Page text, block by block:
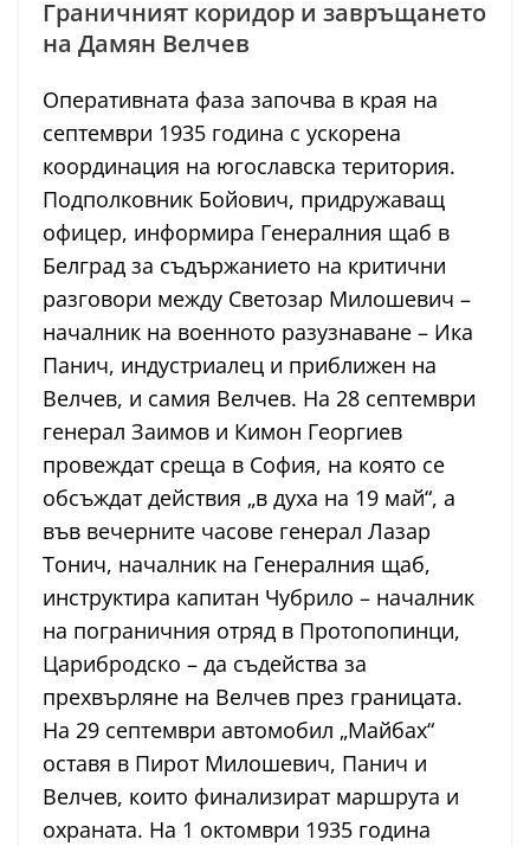
Граничният коридор и завръщането
на Дамян Велчев
Оперативната фаза започва в края на
септември 1935 година с ускорена
координация на югославска територия.
Подполковник Бойович, придружаващ
офицер, информира Генералния щаб в
Белград за съдържанието на критични
разговори между Светозар Милошевич –
началник на военното разузнаване – Ика
Панич, индустриалец и приближен на
Велчев, и самия Велчев. На 28 септември
генерал Заимов и Кимон Георгиев
провеждат среща в София, на която се
обсъждат действия „в духа на 19 май“, а
във вечерните часове генерал Лазар
Тонич, началник на Генералния щаб,
инструктира капитан Чубрило – началник
на пограничния отряд в Протопопинци,
Царибродско – да съдейства за
прехвърляне на Велчев през границата.
На 29 септември автомобил „Майбах“
оставя в Пирот Милошевич, Панич и
Велчев, които финализират маршрута и
охраната. На 1 октомври 1935 година